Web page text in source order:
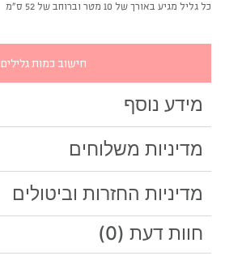
כל גליל מגיע באורך של 10 מטר וברוחב של 52 ס"מ
חישוב כמות גלילים
מידע נוסף
מדיניות משלוחים
מדיניות החזרות וביטולים
חוות דעת (0)